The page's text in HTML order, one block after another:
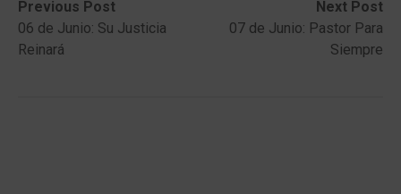
Post
navigation
Previous Post
Previous
post:06 de Junio: Su Justicia
Reinará
Next Post
Next
post:
07 de Junio: Pastor Para
Siempre